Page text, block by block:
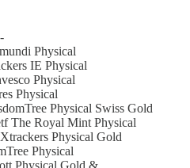
Physical
IE Physical
Physical
Physical
Physical Swiss Gold
The Royal Mint Physical
Physical Gold
Physical
Physical Gold &